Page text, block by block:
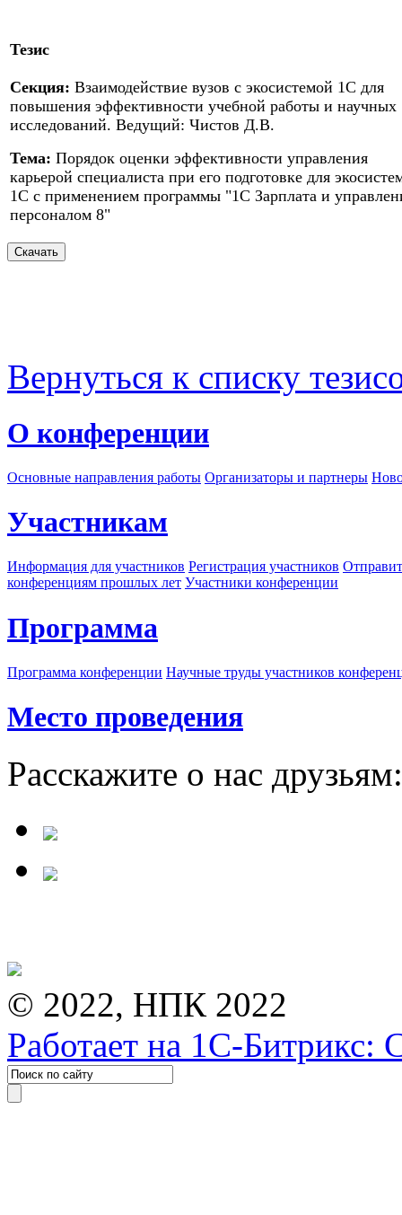
Тезис
Секция: Взаимодействие вузов с экосистемой 1С для
повышения эффективности учебной работы и научных
исследований. Ведущий: Чистов Д.В.
Тема: Порядок оценки эффективности управления
карьерой специалиста при его подготовке для
1С с применением программы "1С Зарплата и
персоналом 8"
Вернуться к списку
О конференции
Основные направления работы Организаторы и партнеры
Участникам
Информация для участников Регистрация участников
конференциям прошлых лет Участники конференции
Программа
Программа конференции Научные труды участников
Место проведения
Расскажите о нас друзьям:
© 2022, НПК 2022
Работает на 1С-Битрикс: